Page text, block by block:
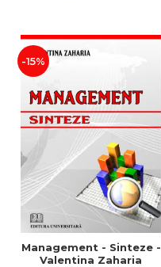
-15%
Management - Sinteze -
Valentina Zaharia